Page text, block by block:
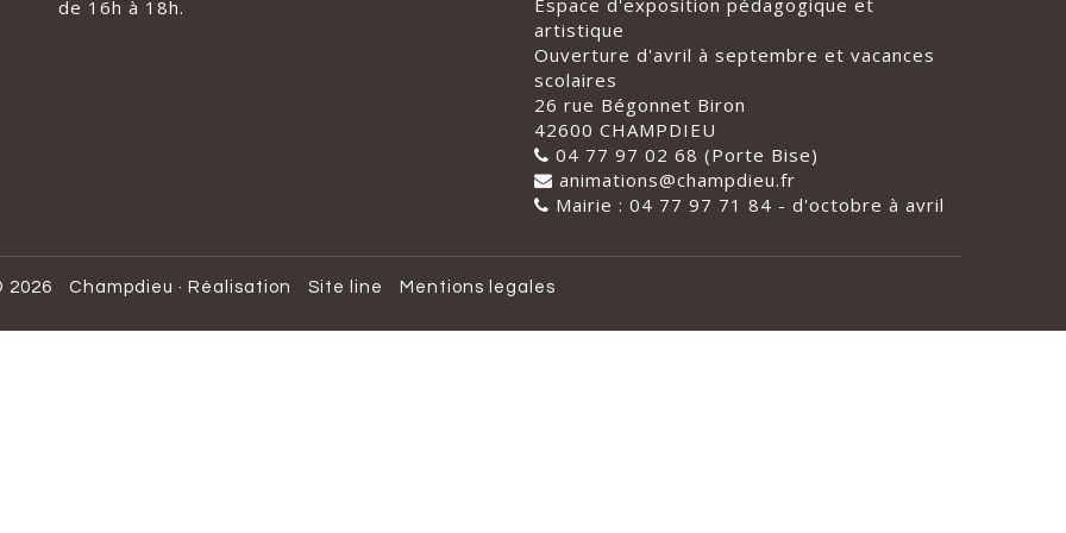
de 16h à 18h.
Espace d'exposition pédagogique et
artistique
Ouverture d'avril à septembre et vacances
scolaires
26 rue Bégonnet Biron
42600 CHAMPDIEU
04 77 97 02 68 (Porte Bise)
animations@champdieu.fr
Mairie : 04 77 97 71 84 - d'octobre à avril
2026 Champdieu · Réalisation Site line Mentions legales